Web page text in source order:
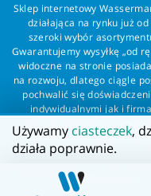
Sklep internetowy
działająca na rynku już
szeroki wybór
Gwarantujemy wysyłkę „od
widoczne na stronie
na rozwoju, dlatego ciągle
pochwalić się
indywidualnymi jak i
Zapewniamy
bezproblemową
Wszelkie prawa
Używamy ciasteczek,
działa poprawnie.